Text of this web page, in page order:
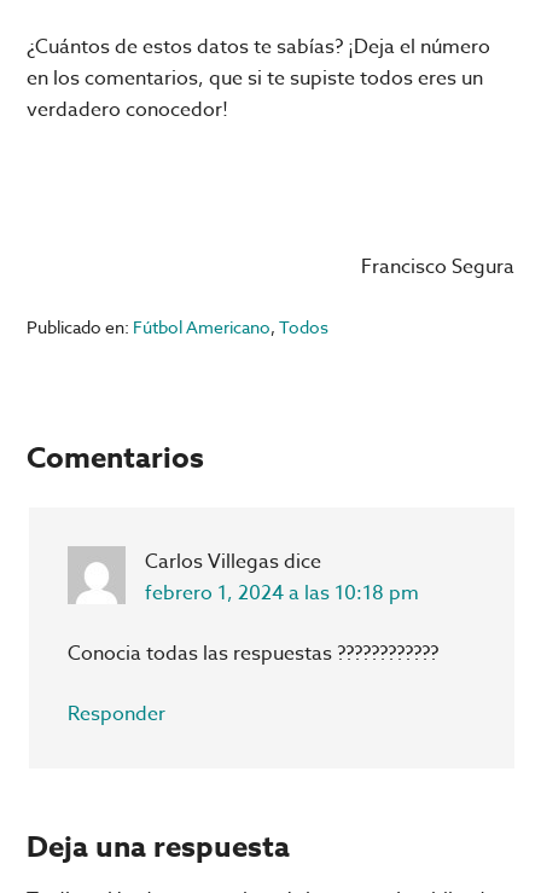
¿Cuántos de estos datos te sabías? ¡Deja el número
en los comentarios, que si te supiste todos eres un
verdadero conocedor!
Francisco Segura
Publicado en: Fútbol Americano,Todos
Interacciones
los
lectores
Comentarios
Carlos Villegasdice
febrero 1, 2024 a las 10:18 pm
Conocia todas las respuestas ????????????
Responder
Deja una respuesta